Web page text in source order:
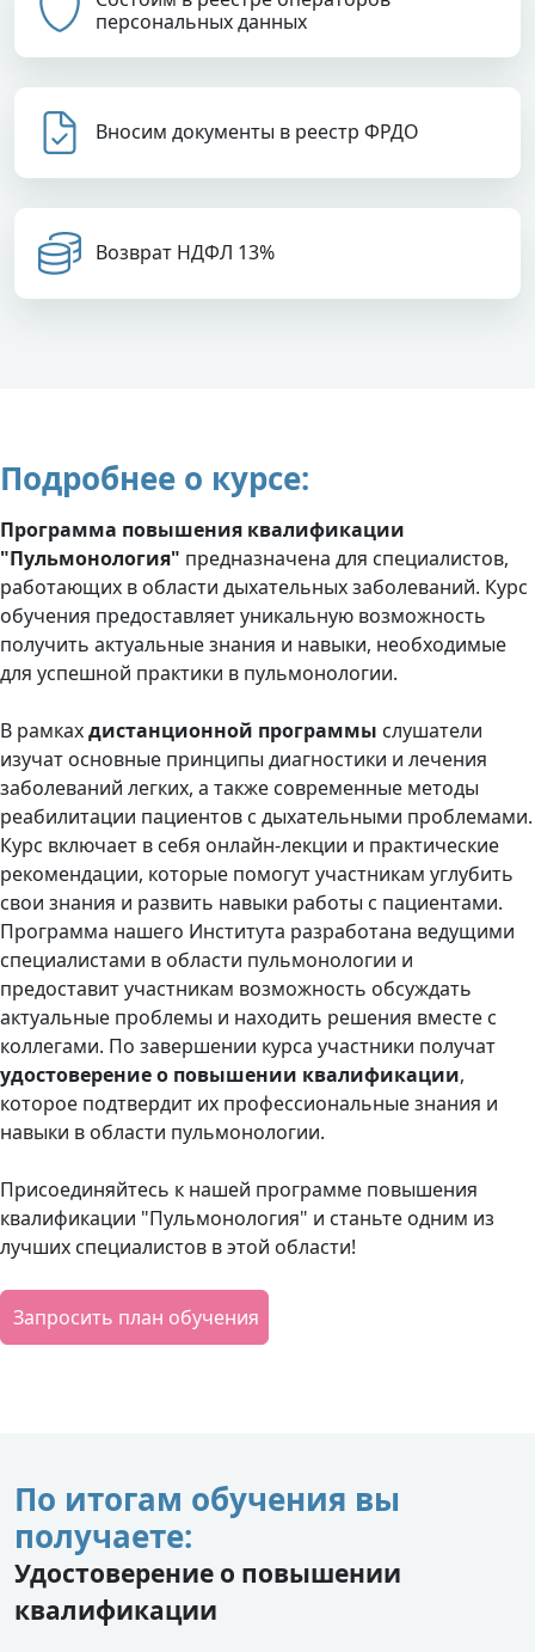
персональных данных
Вносим документы в реестр ФРДО
Возврат НДФЛ 13%
Подробнее о курсе:
Программа повышения квалификации
"Пульмонология" предназначена для специалистов,
работающих в области дыхательных заболеваний. Курс
обучения предоставляет уникальную возможность
получить актуальные знания и навыки, необходимые
для успешной практики в пульмонологии.
В рамкахдистанционной программы слушатели
изучат основные принципы диагностики и лечения
заболеваний легких, а также современные методы
реабилитации пациентов с дыхательными проблемами.
Курс включает в себя онлайн-лекции и практические
рекомендации, которые помогут участникам углубить
свои знания и развить навыки работы с пациентами.
Программа нашего Института разработана ведущими
специалистами в области пульмонологии и
предоставит участникам возможность обсуждать
актуальные проблемы и находить решения вместе с
коллегами. По завершении курса участники получат
удостоверение о повышении квалификации,
которое подтвердит их профессиональные знания и
навыки в области пульмонологии.
Присоединяйтесь к нашей программе повышения
квалификации "Пульмонология" и станьте одним из
лучших специалистов в этой области!
Запросить план обучения
По итогам обучения вы
получаете:
Удостоверение о повышении
квалификации